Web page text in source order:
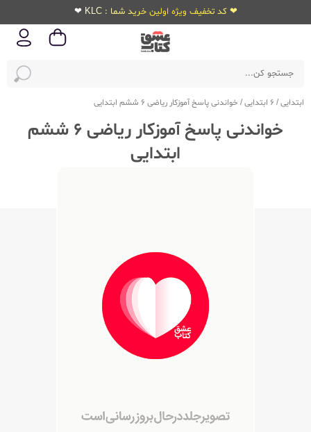
❤ کد تخفیف ویژه اولین خرید شما : KLC ❤
ابتدایی/ 6 ابتدایی / خواندنی پاسخ آموزکار ریاضی 6 ششم ابتدایی
خواندنی پاسخ آموزکار ریاضی 6 ششم
ابتدایی